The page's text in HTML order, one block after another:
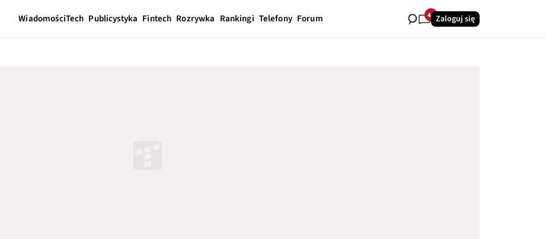
WiadomościTech Publicystyka Fintech Rozrywka Rankingi Telefony Forum 44Zaloguj się